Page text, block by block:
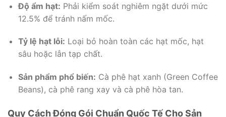
Độ ẩm hạt: Phải kiểm soát nghiêm ngặt dưới mức
12.5% để tránh nấm mốc.
Tỷ lệ hạt lỗi: Loại bỏ hoàn toàn các hạt mốc, hạt
sâu hoặc lẫn tạp chất.
Sản phẩm phổ biến: Cà phê hạt xanh (Green Coffee
Beans), cà phê rang xay và cà phê hòa tan.
Quy Cách Đóng Gói Chuẩn Quốc Tế Cho Sản